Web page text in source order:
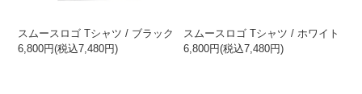
スムースロゴ Tシャツ / ブラック
6,800円(税込7,480円)
スムースロゴ Tシャツ / ホワイト
6,800円(税込7,480円)